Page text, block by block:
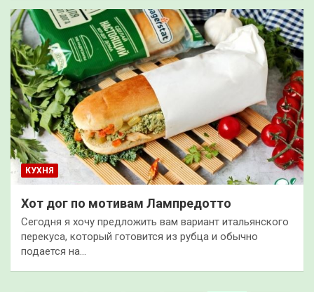
КУХНЯ
Хот дог по мотивам Лампредотто
Сегодня я хочу предложить вам вариант итальянского
перекуса, который готовится из рубца и обычно
подается на…